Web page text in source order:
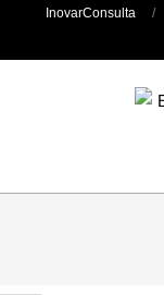
InovarConsulta
Primary